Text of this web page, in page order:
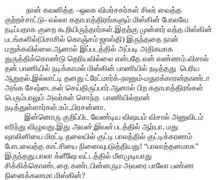
நான் கவனித்த –ஒலக விமர்சகர்கள் சிலர் வைத்த
குற்றச்சாட்டு- எல்லா கதாபாத்திரங்களும் மிஸ்கின் போலவே
நடிப்பதாக குறை கூறியிருந்தார்கள்.இதற்கு முன்னர் வந்த மிஸ்கின்
படங்களில்(பிசாசில் கொஞ்சம் ஜாஸ்தி) இருந்ததை நான்
மறுக்கவில்லை.ஆனால் இப்படத்தில் அப்படி அதிகமாக
துருத்திக்கொண்டு தெரியவில்லை என்பதே என் எண்ணம்.விசால்
தன் பாணியில் நடிக்காமல் மிஸ்கின் பாணியில் நடித்தது பெரிய
ஆறுதல்.இல்லாட்டி தனது ட்ரேட்மார்க்-நானும்-மதுரக்காரன்தாண்டா
அங்க சேஷ்டைகள் செய்திருப்பார்.ஆனால் பிற கதாபாத்திரங்கள்
பெரும்பாலும் அவர்கள் சொந்த பாணியில்தான்
நடித்துள்ளார்கள்.உம்.,பிரசன்னா.
இன்னொரு குறிப்பிட வேண்டிய விஷயம் விசால் அனுவிடம்
எரிந்து விழுவது.இது அவன் இவன்படத்தில் ஆர்யா, மது
ஷாலினியை மிரட்டி தலையில் குட்டி பாலத்தில் குட்டிக்கரணம்
போடவைத்த காட்சியை நினைவுபடுத்தியது! “பாலாத்தனமாக”
இருந்தது.பாலா க்ளீஷே வட்டத்தில் மீளமுடியாது
சிக்கிக்கொண்டதை கண்டபின்னரும அவரை பாலோ பண்ண
நினைக்கலாமா மிஸ்கின்?